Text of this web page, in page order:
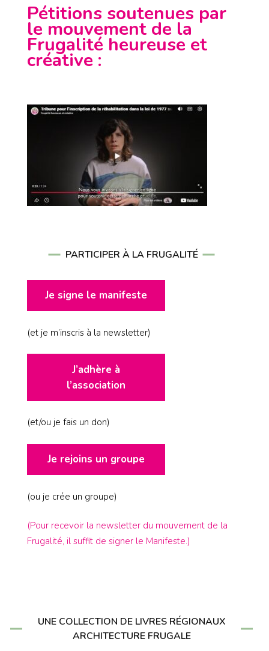
Pétitions soutenues par
le mouvement de la
Frugalité heureuse et
créative :
PARTICIPER À LA FRUGALITÉ
Je signe le manifeste
(et je m’inscris à la newsletter)
J’adhère à
l’association
(et/ou je fais un don)
Je rejoins un groupe
(ou je crée un groupe)
(Pour recevoir la newsletter du mouvement de la
Frugalité, il suffit de signer le Manifeste.)
UNE COLLECTION DE LIVRES RÉGIONAUX
ARCHITECTURE FRUGALE